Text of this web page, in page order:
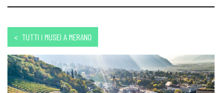
< TUTTI I MUSEI A MERANO